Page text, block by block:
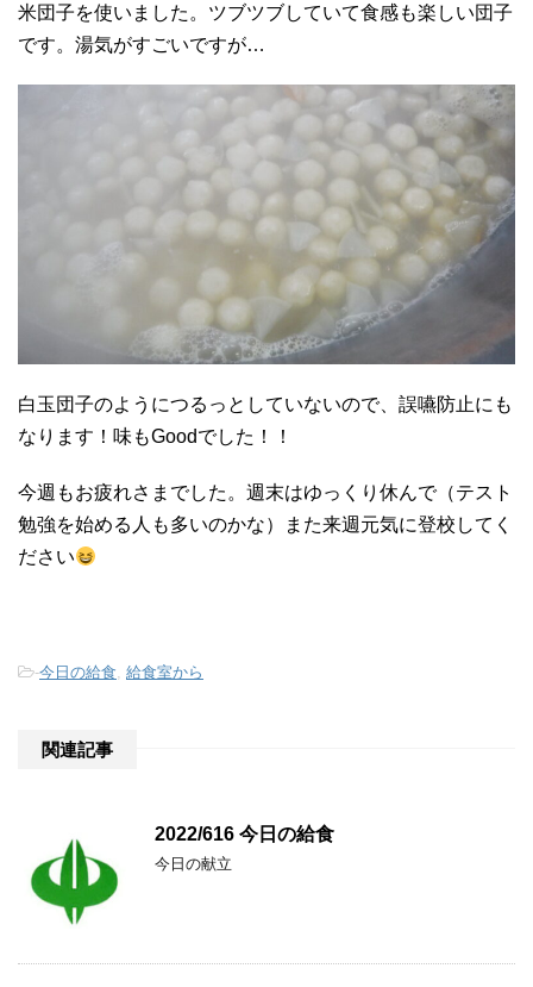
米団子を使いました。ツブツブしていて食感も楽しい団子
です。湯気がすごいですが…
白玉団子のようにつるっとしていないので、誤嚥防止にも
なります！味もGoodでした！！
今週もお疲れさまでした。週末はゆっくり休んで（テスト
勉強を始める人も多いのかな）また来週元気に登校してく
ださい
-今日の給食 給食室から
関連記事
2022/616 今日の給食
今日の献立